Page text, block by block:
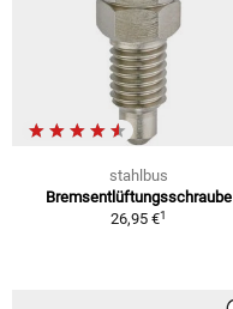
stahlbus
Bremsentlüftungsschraube
26,95 €1